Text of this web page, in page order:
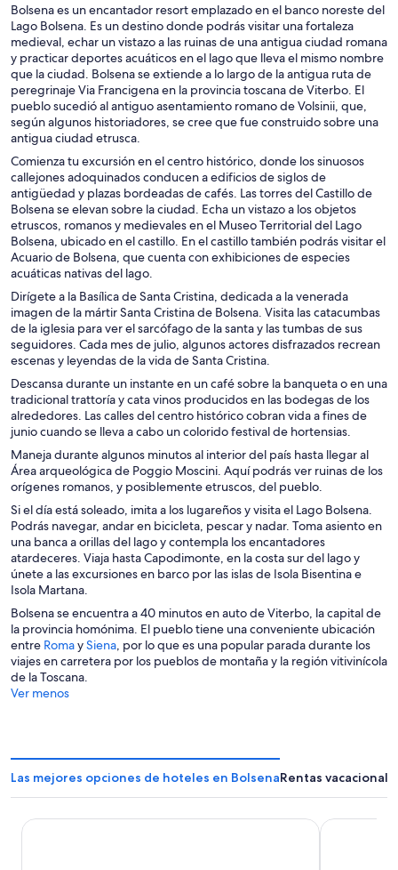
Bolsena es un encantador resort emplazado en el banco noreste del
Lago Bolsena. Es un destino donde podrás visitar una fortaleza
medieval, echar un vistazo a las ruinas de una antigua ciudad romana
y practicar deportes acuáticos en el lago que lleva el mismo nombre
que la ciudad. Bolsena se extiende a lo largo de la antigua ruta de
peregrinaje Via Francigena en la provincia toscana de Viterbo. El
pueblo sucedió al antiguo asentamiento romano de Volsinii, que,
según algunos historiadores, se cree que fue construido sobre una
antigua ciudad etrusca.
Comienza tu excursión en el centro histórico, donde los sinuosos
callejones adoquinados conducen a edificios de siglos de
antigüedad y plazas bordeadas de cafés. Las torres del Castillo de
Bolsena se elevan sobre la ciudad. Echa un vistazo a los objetos
etruscos, romanos y medievales en el Museo Territorial del Lago
Bolsena, ubicado en el castillo. En el castillo también podrás visitar el
Acuario de Bolsena, que cuenta con exhibiciones de especies
acuáticas nativas del lago.
Dirígete a la Basílica de Santa Cristina, dedicada a la venerada
imagen de la mártir Santa Cristina de Bolsena. Visita las catacumbas
de la iglesia para ver el sarcófago de la santa y las tumbas de sus
seguidores. Cada mes de julio, algunos actores disfrazados recrean
escenas y leyendas de la vida de Santa Cristina.
Descansa durante un instante en un café sobre la banqueta o en una
tradicional trattoría y cata vinos producidos en las bodegas de los
alrededores. Las calles del centro histórico cobran vida a fines de
junio cuando se lleva a cabo un colorido festival de hortensias.
Maneja durante algunos minutos al interior del país hasta llegar al
Área arqueológica de Poggio Moscini. Aquí podrás ver ruinas de los
orígenes romanos, y posiblemente etruscos, del pueblo.
Si el día está soleado, imita a los lugareños y visita el Lago Bolsena.
Podrás navegar, andar en bicicleta, pescar y nadar. Toma asiento en
una banca a orillas del lago y contempla los encantadores
atardeceres. Viaja hasta Capodimonte, en la costa sur del lago y
únete a las excursiones en barco por las islas de Isola Bisentina e
Isola Martana.
Bolsena se encuentra a 40 minutos en auto de Viterbo, la capital de
la provincia homónima. El pueblo tiene una conveniente ubicación
entre RomaS
e
a
á
n
ySienaS
e
á
n
, por lo que es una popular parada durante los
viajes en carretera por los pueblos de montaña y la región vitivinícola
de la Toscana.
Ver menos
Las mejores opciones de hoteles en BolsenaRentas
Vesconte Residenza d'epoca dal 1533 Ludwig